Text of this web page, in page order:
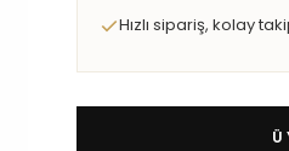
Hızlı sipariş, kolay